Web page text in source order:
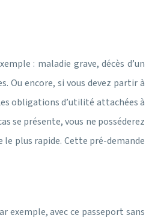
: maladie grave, décès d’un
Ou encore, si vous devez partir à
obligations d’utilité attachées à
se présente, vous ne posséderez
plus rapide. Cette pré-demande
exemple, avec ce passeport sans